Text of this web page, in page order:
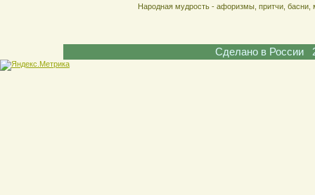
Народная мудрость - афоризмы, притчи,
Сделано в России